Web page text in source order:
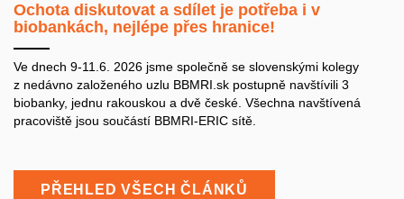
Ochota diskutovat a sdílet je potřeba i v
biobankách, nejlépe přes hranice!
Ve dnech 9-11.6. 2026 jsme společně se slovenskými kolegy
z nedávno založeného uzlu BBMRI.sk postupně navštívili 3
biobanky, jednu rakouskou a dvě české. Všechna navštívená
pracoviště jsou součástí BBMRI-ERIC sítě.
PŘEHLED VŠECH ČLÁNKŮ